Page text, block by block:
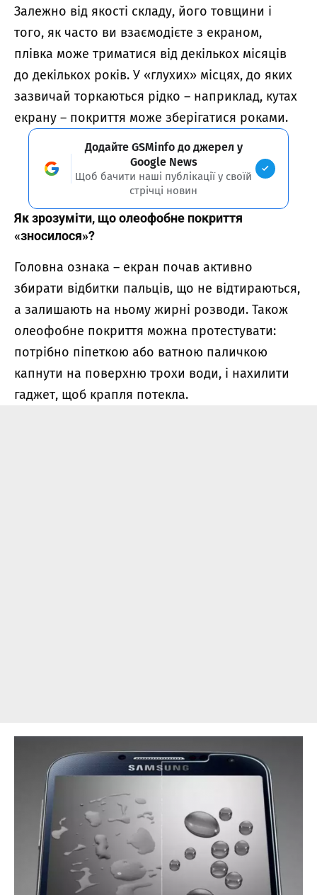
Залежно від якості складу, його товщини і
того, як часто ви взаємодієте з екраном,
плівка може триматися від декількох місяців
до декількох років. У «глухих» місцях, до яких
зазвичай торкаються рідко – наприклад, кутах
екрану – покриття може зберігатися роками.
Додайте GSMinfo до джерел у
Google News
Щоб бачити наші публікації у своїй
стрічці новин
Як зрозуміти, що олеофобне покриття
«зносилося»?
Головна ознака – екран почав активно
збирати відбитки пальців, що не відтираються,
а залишають на ньому жирні розводи. Також
олеофобне покриття можна протестувати:
потрібно піпеткою або ватною паличкою
капнути на поверхню трохи води, і нахилити
гаджет, щоб крапля потекла.